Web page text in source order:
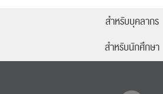
สำหรับบุคลากร
สำหรับนักศึกษา